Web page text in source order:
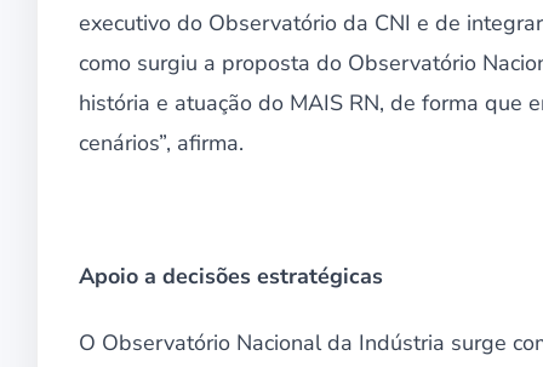
executivo do Observatório da CNI e de
como surgiu a proposta do Observatório
história e atuação do MAIS RN, de forma que
cenários”, afirma.
Apoio a decisões estratégicas
O Observatório Nacional da Indústria surge